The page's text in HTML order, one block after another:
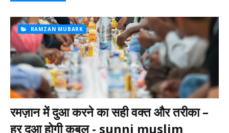
RAMZAN MUBARK
रमज़ान में दुआ करने का सही वक्त और तरीका –
हर दुआ होगी क़बूल - sunni muslim